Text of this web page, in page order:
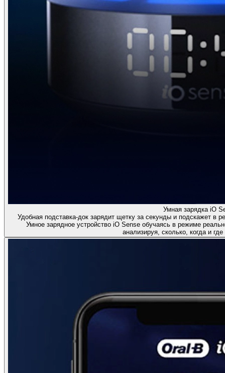
Умная зарядка iO
Удобная подставка-док зарядит щетку за секунды и подскажет в
Умное зарядное устройство iO Sense обучаясь в режиме
анализируя, сколько, когда и